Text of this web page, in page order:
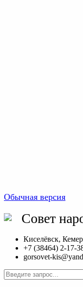
Обычная версия
Совет
Киселёвск,
+7 (38464) 2-17-
gorsovet-